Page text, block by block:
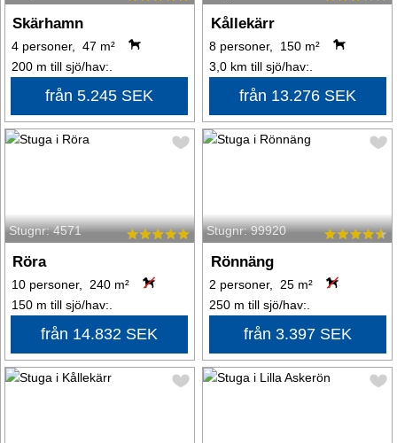
Skärhamn
4 personer, 47 m²
200 m till sjö/hav:.
från 5.245 SEK
Kållekärr
8 personer, 150 m²
3,0 km till sjö/hav:.
från 13.276 SEK
Stugnr: 4571
Röra
10 personer, 240 m²
150 m till sjö/hav:.
från 14.832 SEK
Stugnr: 99920
Rönnäng
2 personer, 25 m²
250 m till sjö/hav:.
från 3.397 SEK